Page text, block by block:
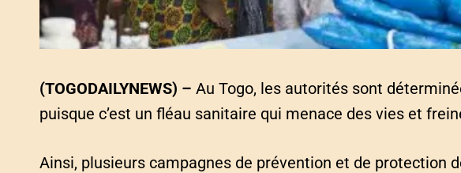
(TOGODAILYNEWS) – Au Togo, les autorités sont
puisque c’est un fléau sanitaire qui menace des vies et
Ainsi, plusieurs campagnes de prévention et de protection